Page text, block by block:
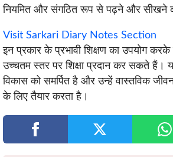
नियमित और संगठित रूप से पढ़ने और सीखने
Visit Sarkari Diary Notes Section
इन प्रकार के प्रभावी शिक्षण का उपयोग करके
उच्चतम स्तर पर शिक्षा प्रदान कर सकते हैं।
विकास को समर्पित है और उन्हें वास्तविक
के लिए तैयार करता है।